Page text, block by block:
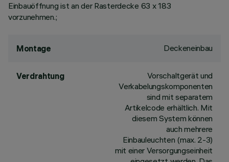
Einbauöffnung ist an der Rasterdecke 63 x 183
vorzunehmen.;
Montage Deckeneinbau
Verdrahtung
Vorschaltgerät und
Verkabelungskomponenten
sind mit separatem
Artikelcode erhältlich. Mit
diesem System können
auch mehrere
Einbauleuchten (max. 2-3)
mit einer Versorgungseinheit